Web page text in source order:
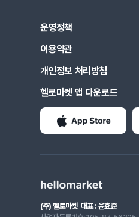
운영정책
이용약관
개인정보 처리방침
헬로마켓 앱 다운로드
(주) 헬로마켓 대표 : 윤효준